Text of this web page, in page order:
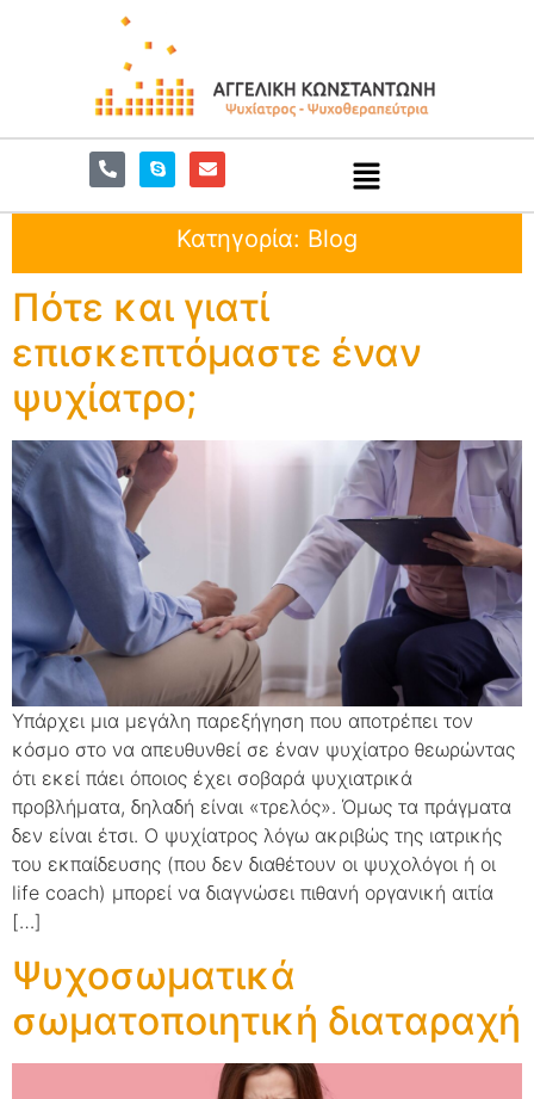
Κατηγορία: Blog
Πότε και γιατί
επισκεπτόμαστε έναν
ψυχίατρο;
Υπάρχει μια μεγάλη παρεξήγηση που αποτρέπει τον
κόσμο στο να απευθυνθεί σε έναν ψυχίατρο θεωρώντας
ότι εκεί πάει όποιος έχει σοβαρά ψυχιατρικά
προβλήματα, δηλαδή είναι «τρελός». Όμως τα πράγματα
δεν είναι έτσι. Ο ψυχίατρος λόγω ακριβώς της ιατρικής
του εκπαίδευσης (που δεν διαθέτουν οι ψυχολόγοι ή οι
life coach) μπορεί να διαγνώσει πιθανή οργανική αιτία
[…]
Ψυχοσωματικά
σωματοποιητική διαταραχή